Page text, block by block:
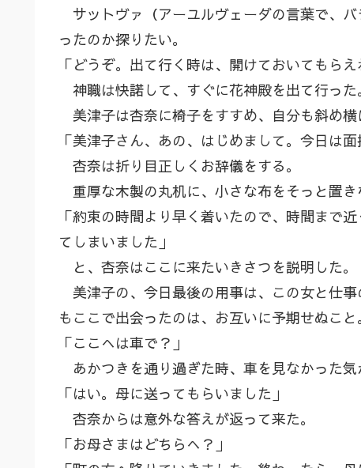
サットヴァ（アーユルヴェーダの言葉で、
ったのか探りたい。
「どうぞ。出て行く時は、開けておいてもらえ
神職は快諾して、すぐに花神殿を出て行った。
美津子は杏奈に椅子をすすめ、自分も斜め横
「美津子さん、あの、はじめまして。今日は
杏奈は折り目正しくお辞儀をする。
重厚な木製の丸机に、小さな布をそっと置き
「約束の時間より早く着いたので、時間まで
てしまいました」
と、杏奈はここに来たいきさつを説明した。
美津子の、今日最後の用事は、この女と仕
もここで出会ったのは、お互いに予期せぬこと。
「ここへは車で？」
あかつきを通り過ぎた時、車を見なかった気
「はい。母に送ってもらいました」
杏奈からは意外な答えが返って来た。
「お母さまはどちらへ？」